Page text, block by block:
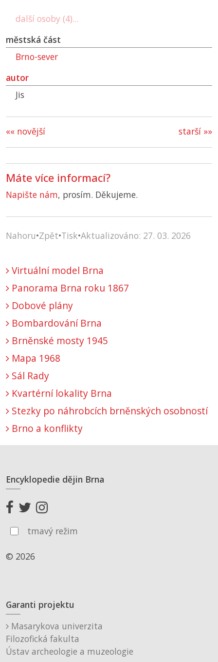
další osoby (4)...
městská část
Brno-sever
autor
Jis
starší »»
«« novější
Máte více informací?
Napište nám, prosím. Děkujeme.
Nahoru•Zpět•Tisk•Aktualizováno: 27. 03. 2026
Virtuální model Brna
Panorama Brna roku 1867
Dobové plány
Bombardování Brna
Brněnské mosty 1945
Mapa 1968
Sál Rady
Kvartérní lokality Brna
Stezky po náhrobcích brněnských osobností
Brno a konflikty
Encyklopedie dějin Brna
tmavý režim
© 2026
Garanti projektu
Masarykova univerzita
Filozofická fakulta
Ústav archeologie a muzeologie